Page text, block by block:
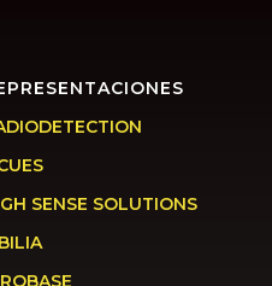
SENSE SOLUTIONS